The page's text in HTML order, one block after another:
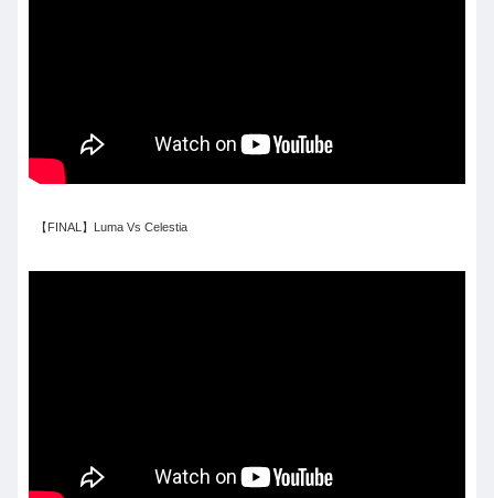
【FINAL】Luma Vs Celestia